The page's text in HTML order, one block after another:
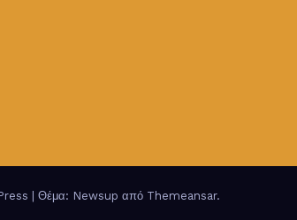
Θέμα: Newsup από Themeansar.